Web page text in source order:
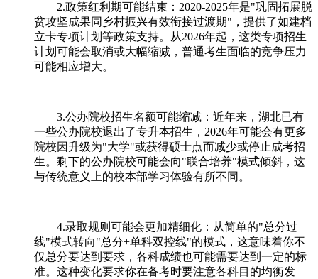
2.政策红利期可能结束：2020-2025年是"巩固拓展脱
贫攻坚成果同乡村振兴有效衔接过渡期"，提供了如建档
立卡专项计划等政策支持。从2026年起，这类专项招生
计划可能会取消或大幅缩减，普通考生面临的竞争压力
可能相应增大。
3.公办院校招生名额可能缩减：近年来，湖北已有
一些公办院校退出了专升本招生，2026年可能会有更多
院校因升级为"大学"或获得硕士点而减少或停止成考招
生。剩下的公办院校可能会向"联合培养"模式倾斜，这
与传统意义上的校本部学习体验有所不同。
4.录取规则可能会更加精细化：从简单的"总分过
线"模式转向"总分+单科双控线"的模式，这意味着你不
仅总分要达到要求，各科成绩也可能需要达到一定的标
准。这种变化要求你在备考时要注意各科目的均衡发